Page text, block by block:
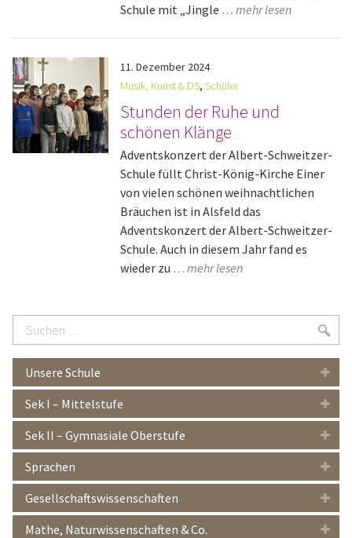
Schule mit „Jingle … mehr lesen
11. Dezember 2024
Musik, Kunst & DS,Schüler
Stunden der Ruhe und
schönen Klänge
Adventskonzert der Albert-Schweitzer-
Schule füllt Christ-König-Kirche Einer
von vielen schönen weihnachtlichen
Bräuchen ist in Alsfeld das
Adventskonzert der Albert-Schweitzer-
Schule. Auch in diesem Jahr fand es
wieder zu … mehr lesen
Suchen
…
Unsere Schule
Sek I – Mittelstufe
Sek II – Gymnasiale Oberstufe
Sprachen
Gesellschaftswissenschaften
Mathe, Naturwissenschaften & Co.